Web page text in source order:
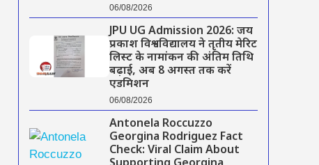
06/08/2026
JPU UG Admission 2026: जय
प्रकाश विश्वविद्यालय ने तृतीय मेरिट
लिस्ट के नामांकन की अंतिम तिथि
बढ़ाई, अब 8 अगस्त तक करें
एडमिशन
06/08/2026
Antonela Roccuzzo
Georgina Rodriguez Fact
Check: Viral Claim About